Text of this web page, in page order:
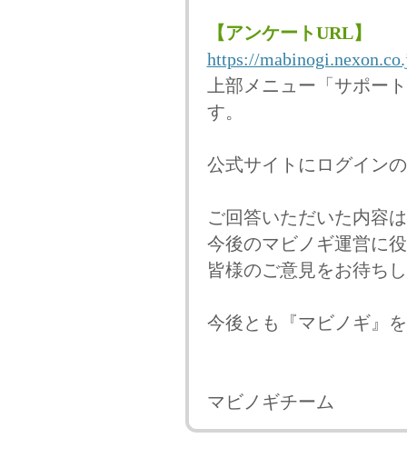
【アンケートURL】
https://
上部メニュー「サポー
す。
公式サイトにログイン
ご回答いただいた内容
今後のマビノギ運営に
皆様のご意見をお待ち
今後とも『マビノギ』
マビノギチーム